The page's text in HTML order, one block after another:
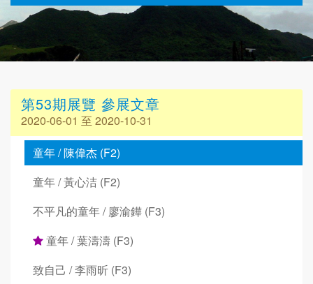
第53期展覽 參展文章
2020-06-01 至 2020-10-31
童年 / 陳偉杰 (F2)
童年 / 黃心洁 (F2)
不平凡的童年 / 廖渝鏵 (F3)
童年 / 葉濤濤 (F3)
致自己 / 李雨昕 (F3)